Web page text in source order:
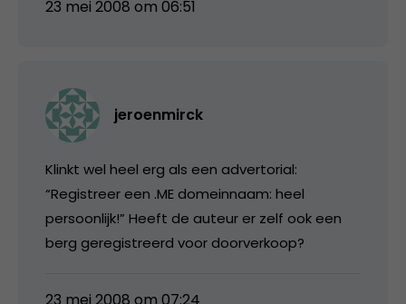
23 mei 2008 om 06:51
jeroenmirck
Klinkt wel heel erg als een advertorial:
“Registreer een .ME domeinnaam: heel
persoonlijk!” Heeft de auteur er zelf ook een
berg geregistreerd voor doorverkoop?
23 mei 2008 om 07:24